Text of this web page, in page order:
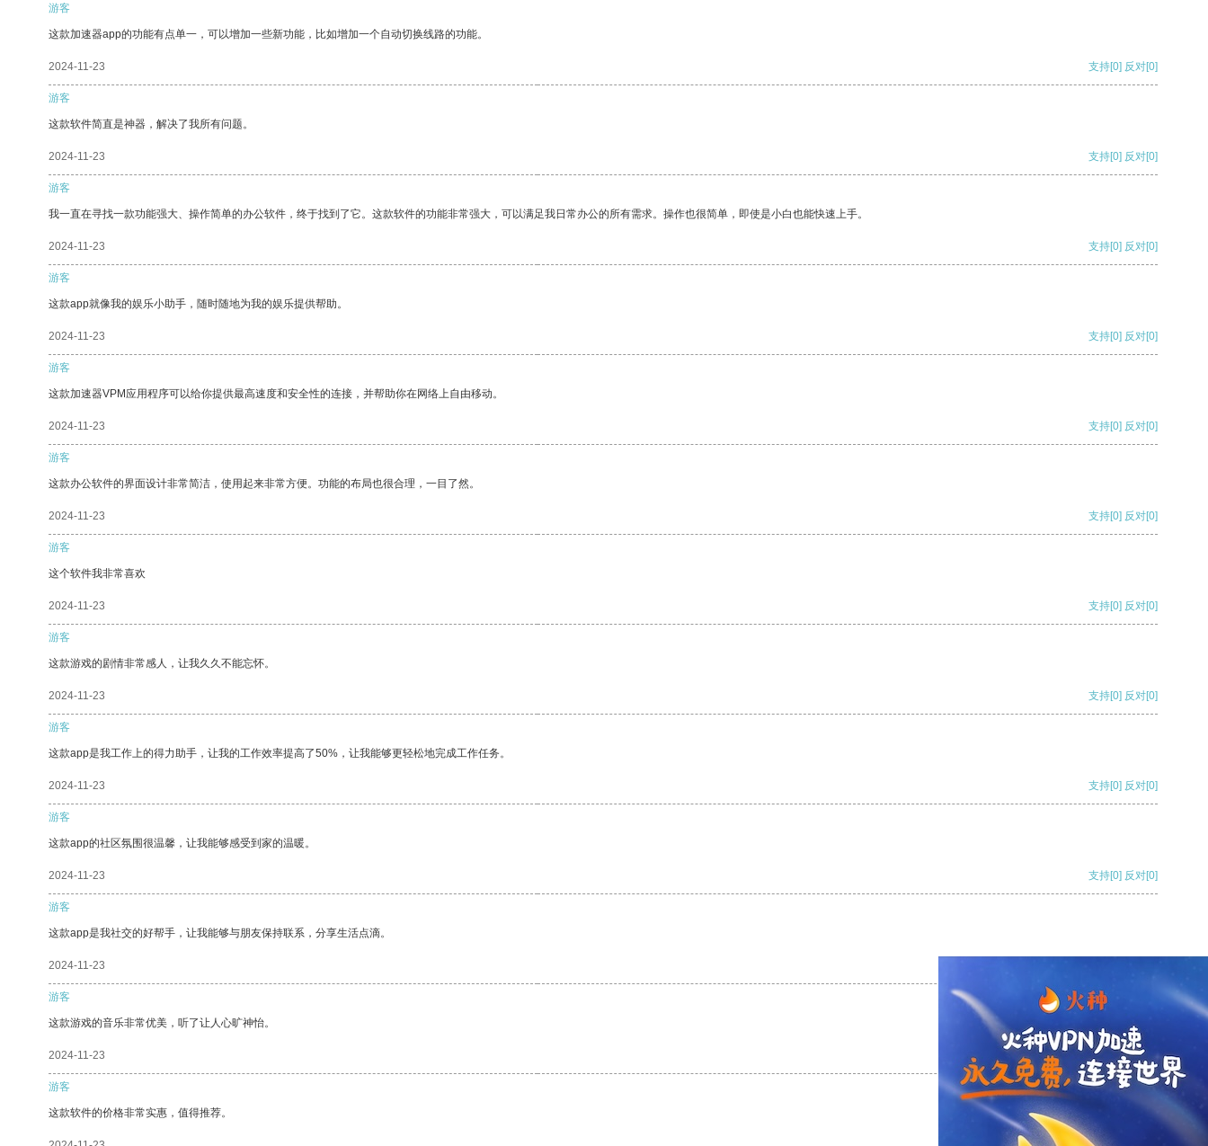
游客
这款加速器app的功能有点单一，可以增加一些新功能，比如增加一个自动切换线路的功能。
2024-11-23 支持[0] 反对[0]
游客
这款软件简直是神器，解决了我所有问题。
2024-11-23 支持[0] 反对[0]
游客
我一直在寻找一款功能强大、操作简单的办公软件，终于找到了它。这款软件的功能非常强大，可以满足我日常办公的所有需求。操作也很简单，即使是小白也能快速上手。
2024-11-23 支持[0] 反对[0]
游客
这款app就像我的娱乐小助手，随时随地为我的娱乐提供帮助。
2024-11-23 支持[0] 反对[0]
游客
这款加速器VPM应用程序可以给你提供最高速度和安全性的连接，并帮助你在网络上自由移动。
2024-11-23 支持[0] 反对[0]
游客
这款办公软件的界面设计非常简洁，使用起来非常方便。功能的布局也很合理，一目了然。
2024-11-23 支持[0] 反对[0]
游客
这个软件我非常喜欢
2024-11-23 支持[0] 反对[0]
游客
这款游戏的剧情非常感人，让我久久不能忘怀。
2024-11-23 支持[0] 反对[0]
游客
这款app是我工作上的得力助手，让我的工作效率提高了50%，让我能够更轻松地完成工作任务。
2024-11-23 支持[0] 反对[0]
游客
这款app的社区氛围很温馨，让我能够感受到家的温暖。
2024-11-23 支持[0] 反对[0]
游客
这款app是我社交的好帮手，让我能够与朋友保持联系，分享生活点滴。
2024-11-23
游客
这款游戏的音乐非常优美，听了让人心旷神怡。
2024-11-23 支持 [0] 反对 [0]
游客
这款软件的价格非常实惠，值得推荐。